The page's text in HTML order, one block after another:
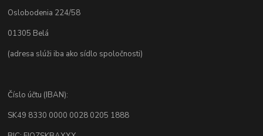
Oslobodenia 224/58
01305 Belá
(adresa slúži iba ako sídlo spoločnosti)
Číslo účtu (IBAN):
SK49 8330 0000 0028 0205 1888